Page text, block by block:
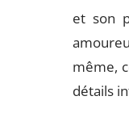
et son
même,
détails